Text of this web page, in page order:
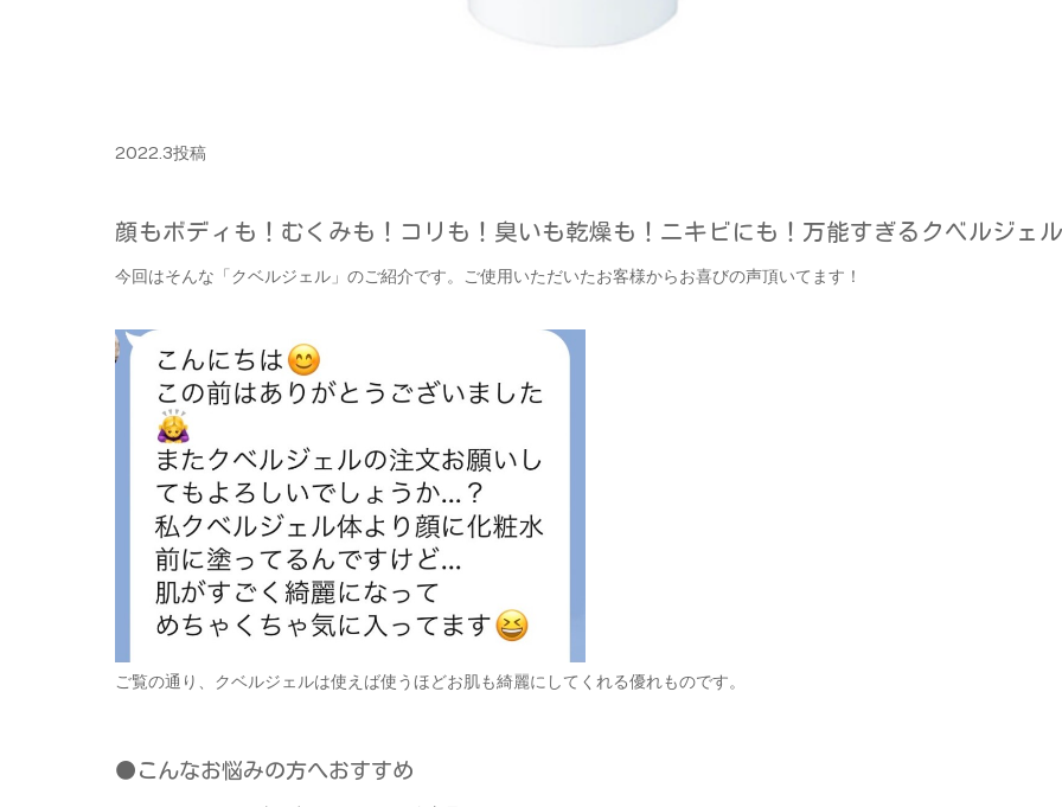
2022.3投稿
顔もボディも！むくみも！コリも！臭いも乾燥も！ニキビにも！万能すぎるクベルジェル
今回はそんな「クベルジェル」のご紹介です。ご使用いただいたお客様からお喜びの声頂いてます！
ご覧の通り、クベルジェルは使えば使うほどお肌も綺麗にしてくれる優れものです。
●こんなお悩みの方へおすすめ